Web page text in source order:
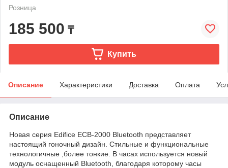
Розница
185 500 ₸
Купить
Описание Характеристики Доставка Оплата
Описание
Новая серия Edifice ECB-2000 Bluetooth представляет
настоящий гоночный дизайн. Стильные и функциональные
технологичные ,более тонкие. В часах используется новый
модуль оснащенный Bluetooth, благодаря которому часы